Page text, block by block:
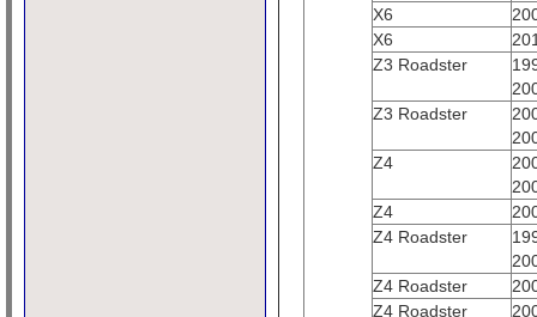
X6
X6
Z3 Roadster
Z3 Roadster
Z4
Z4
Z4 Roadster
Z4 Roadster
Z4 Roadster